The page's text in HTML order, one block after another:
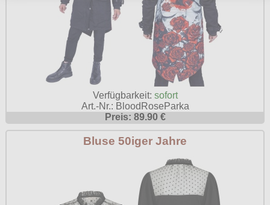
Verfügbarkeit: sofort
Art.-Nr.: BloodRoseParka
Preis: 89.90 €
Bluse 50iger Jahre